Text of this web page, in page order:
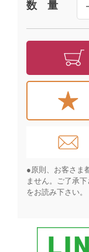
数 量
●原則、お客さま
ません。ご了承下
をお読み下さい。​